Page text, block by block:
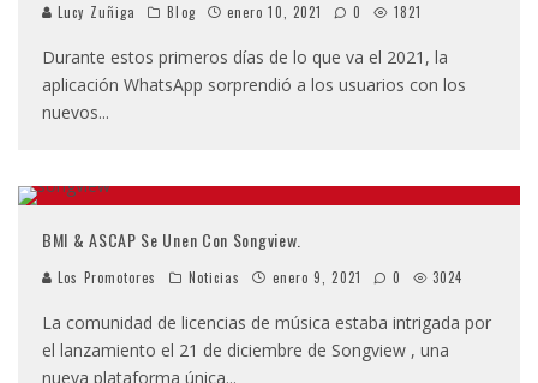
Lucy Zuñiga Blog enero 10, 2021 0 1821
Durante estos primeros días de lo que va el 2021, la
aplicación WhatsApp sorprendió a los usuarios con los
nuevos...
BMI & ASCAP Se Unen Con Songview.
Los Promotores Noticias enero 9, 2021 0 3024
La comunidad de licencias de música estaba intrigada por
el lanzamiento el 21 de diciembre de Songview , una
nueva plataforma única...